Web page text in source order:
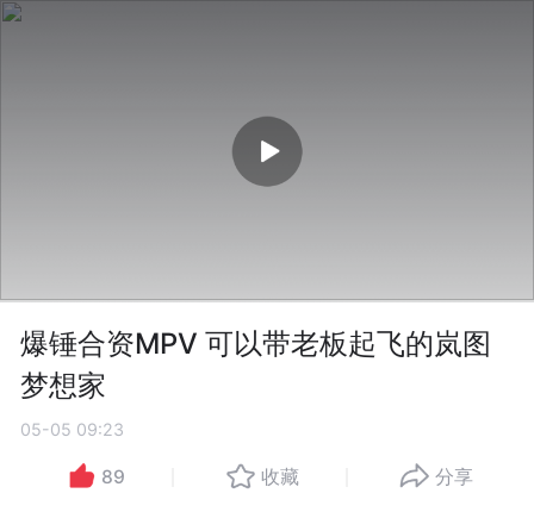
爆锤合资MPV 可以带老板起飞的岚图
梦想家
05-05 09:23
89 收藏 分享